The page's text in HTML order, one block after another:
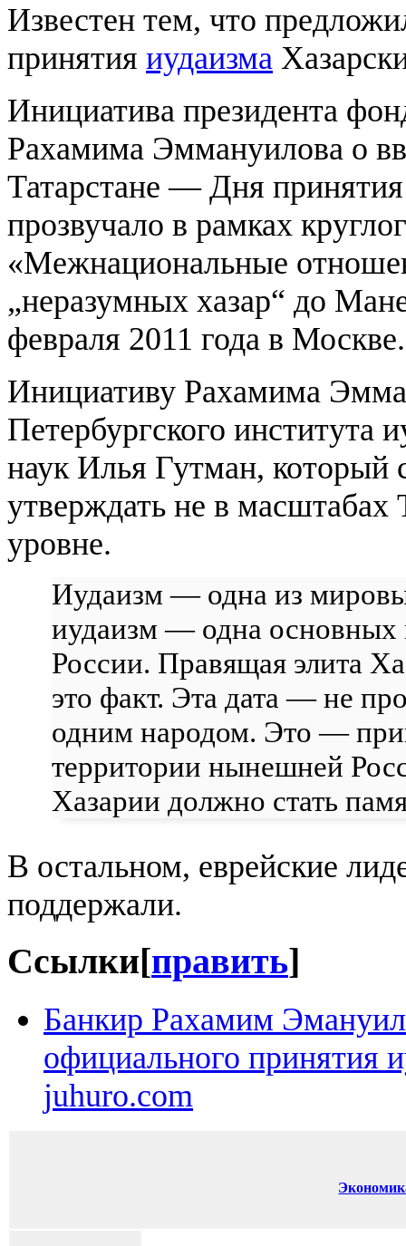
Известен тем, что
принятия иудаизма
Инициатива президента
Рахамима Эммануилова о
Татарстане — Дня
прозвучало в рамках
«Межнациональные
„неразумных хазар“ до
февраля 2011 года в Москве.
Инициативу Рахамима
Петербургского института
наук Илья Гутман, который
утверждать не в масштабах
уровне.
Иудаизм — одна из
иудаизм — одна основных
России. Правящая элита
это факт. Эта дата — не
одним народом. Это —
территории нынешней
Хазарии должно стать
В остальном, еврейские
поддержали.
Ссылки [править]
Банкир Рахамим
официального принятия
juhuro.com